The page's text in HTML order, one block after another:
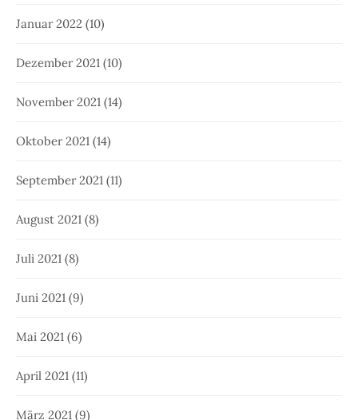
Januar 2022 (10)
Dezember 2021 (10)
November 2021 (14)
Oktober 2021 (14)
September 2021 (11)
August 2021 (8)
Juli 2021 (8)
Juni 2021 (9)
Mai 2021 (6)
April 2021 (11)
März 2021 (9)